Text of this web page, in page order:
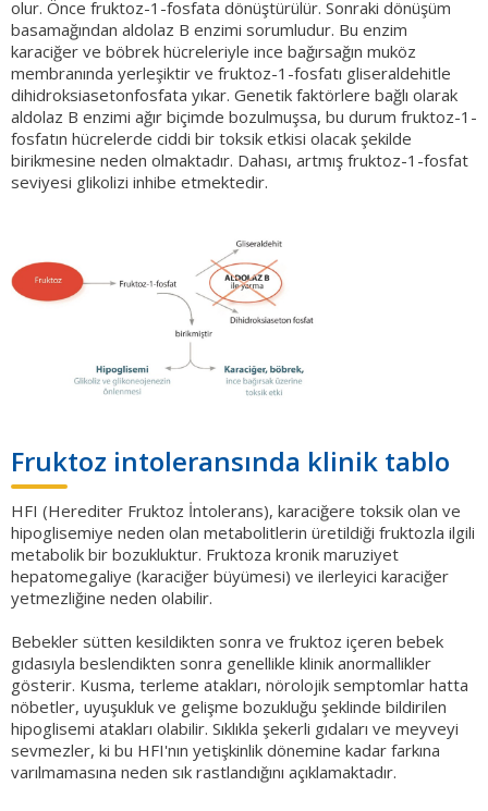
olur. Önce fruktoz-1-fosfata dönüştürülür. Sonraki dönüşüm
basamağından aldolaz B enzimi sorumludur. Bu enzim
karaciğer ve böbrek hücreleriyle ince bağırsağın muköz
membranında yerleşiktir ve fruktoz-1-fosfatı gliseraldehitle
dihidroksiasetonfosfata yıkar. Genetik faktörlere bağlı olarak
aldolaz B enzimi ağır biçimde bozulmuşsa, bu durum fruktoz-1-
fosfatın hücrelerde ciddi bir toksik etkisi olacak şekilde
birikmesine neden olmaktadır. Dahası, artmış fruktoz-1-fosfat
seviyesi glikolizi inhibe etmektedir.
Fruktoz intoleransında klinik tablo
HFI (Herediter Fruktoz İntolerans), karaciğere toksik olan ve
hipoglisemiye neden olan metabolitlerin üretildiği fruktozla ilgili
metabolik bir bozukluktur. Fruktoza kronik maruziyet
hepatomegaliye (karaciğer büyümesi) ve ilerleyici karaciğer
yetmezliğine neden olabilir.
Bebekler sütten kesildikten sonra ve fruktoz içeren bebek
gıdasıyla beslendikten sonra genellikle klinik anormallikler
gösterir. Kusma, terleme atakları, nörolojik semptomlar hatta
nöbetler, uyuşukluk ve gelişme bozukluğu şeklinde bildirilen
hipoglisemi atakları olabilir. Sıklıkla şekerli gıdaları ve meyveyi
sevmezler, ki bu HFI'nın yetişkinlik dönemine kadar farkına
varılmamasına neden sık rastlandığını açıklamaktadır.